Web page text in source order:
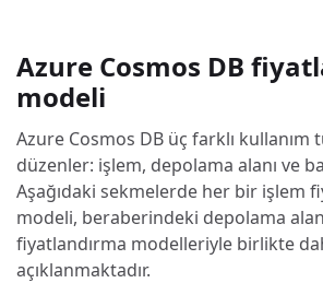
Azure Cosmos DB
modeli
Azure Cosmos DB üç farklı
düzenler: işlem, depolama alanı ve
Aşağıdaki sekmelerde her bir işlem
modeli, beraberindeki depolama
fiyatlandırma modelleriyle birlikte
açıklanmaktadır.